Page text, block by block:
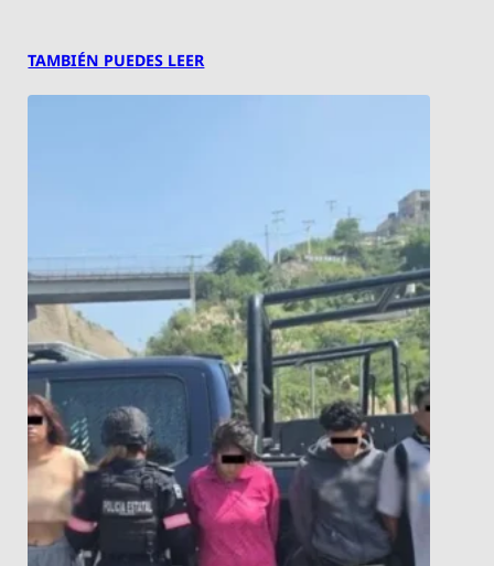
TAMBIÉN PUEDES LEER